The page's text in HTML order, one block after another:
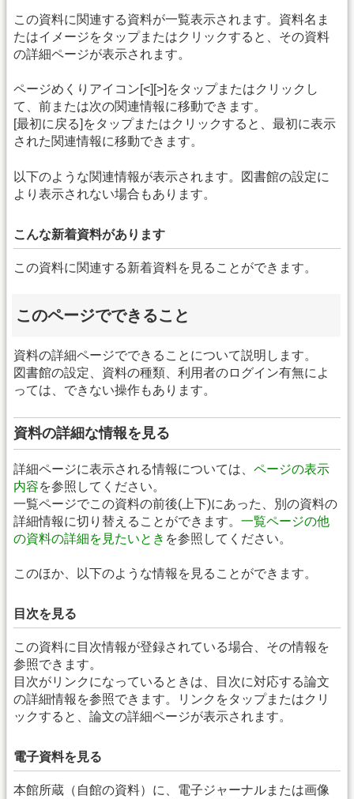
この資料に関連する資料が一覧表示されます。資料名ま
たはイメージをタップまたはクリックすると、その資料
の詳細ページが表示されます。
ページめくりアイコン[<][>]をタップまたはクリックし
て、前または次の関連情報に移動できます。
[最初に戻る]をタップまたはクリックすると、最初に表示
された関連情報に移動できます。
以下のような関連情報が表示されます。図書館の設定に
より表示されない場合もあります。
こんな新着資料があります
この資料に関連する新着資料を見ることができます。
このページでできること
資料の詳細ページでできることについて説明します。
図書館の設定、資料の種類、利用者のログイン有無によ
っては、できない操作もあります。
資料の詳細な情報を見る
詳細ページに表示される情報については、 ページの表示
内容を参照してください。
一覧ページでこの資料の前後(上下)にあった、別の資料の
詳細情報に切り替えることができます。 一覧ページの他
の資料の詳細を見たいとき を参照してください。
このほか、以下のような情報を見ることができます。
目次を見る
この資料に目次情報が登録されている場合、その情報を
参照できます。
目次がリンクになっているときは、目次に対応する論文
の詳細情報を参照できます。リンクをタップまたはクリ
ックすると、論文の詳細ページが表示されます。
電子資料を見る
本館所蔵（自館の資料）に、電子ジャーナルまたは画像